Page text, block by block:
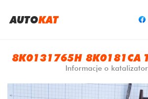
AUTOKAT
8K0131765H 8K0181CA
Informacje o